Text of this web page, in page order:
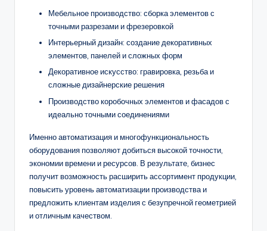
Мебельное производство: сборка элементов с
точными разрезами и фрезеровкой
Интерьерный дизайн: создание декоративных
элементов, панелей и сложных форм
Декоративное искусство: гравировка, резьба и
сложные дизайнерские решения
Производство коробочных элементов и фасадов с
идеально точными соединениями
Именно автоматизация и многофункциональность
оборудования позволяют добиться высокой точности,
экономии времени и ресурсов. В результате, бизнес
получит возможность расширить ассортимент продукции,
повысить уровень автоматизации производства и
предложить клиентам изделия с безупречной геометрией
и отличным качеством.